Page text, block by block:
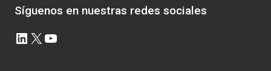
Síguenos en nuestras redes sociales
LinkedIn
X YouTube